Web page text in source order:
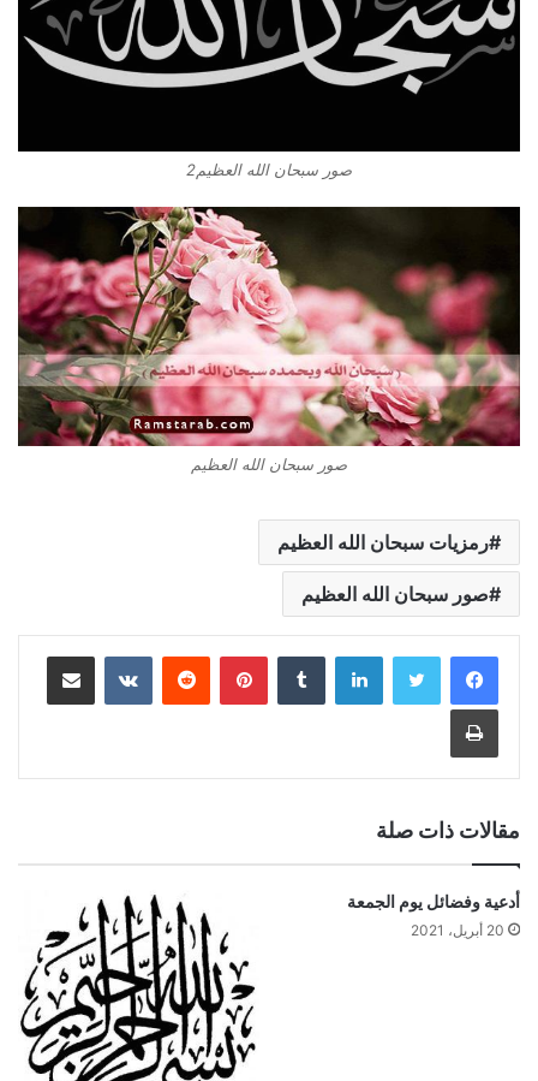
صور سبحان الله العظيم2
صور سبحان الله العظيم
رمزيات سبحان الله العظيم
صور سبحان الله العظيم
لينكدإن بينتيريست مشاركة عبر البريد
طباعة
مقالات ذات صلة
أدعية وفضائل يوم الجمعة
20 أبريل، 2021